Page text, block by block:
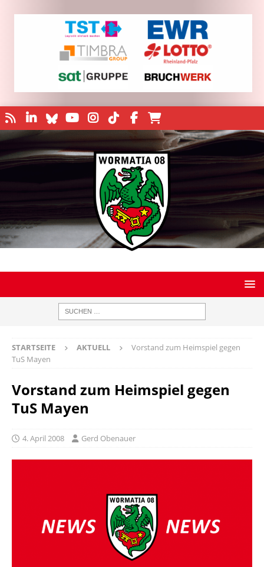
STARTSEITE AKTUELL
Vorstand zum Heimspiel gegen
TuS Mayen
Vorstand zum Heimspiel gegen
TuS Mayen
4. April 2008 Gerd Obenauer